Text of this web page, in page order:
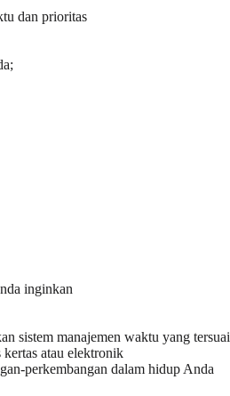
dan prioritas
inginkan
sistem manajemen waktu yang tersuai
kertas atau elektronik
perkembangan dalam hidup Anda